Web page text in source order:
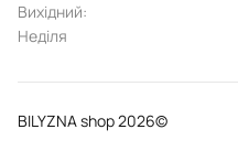
Вихідний:
Неділя
BILYZNA shop2026©